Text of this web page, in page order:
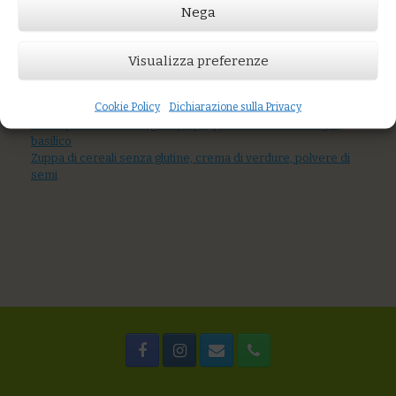
Nega
Visualizza preferenze
Cookie Policy Dichiarazione sulla Privacy
AGGIUNGI AL CARRELLO
rucola e mandorle
basilico
Zuppa di cereali senza glutine, crema di verdure, polvere di
semi